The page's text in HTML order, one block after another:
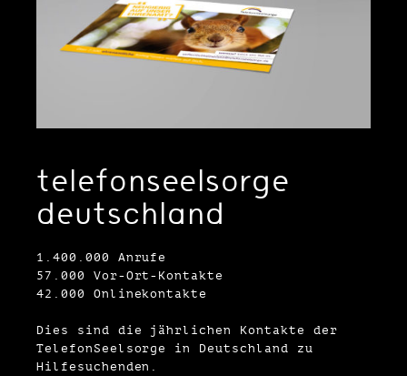
telefonseelsorge
deutschland
1.400.000 Anrufe
57.000 Vor-Ort-Kontakte
42.000 Onlinekontakte
Dies sind die jährlichen Kontakte der
TelefonSeelsorge in Deutschland zu
Hilfesuchenden.